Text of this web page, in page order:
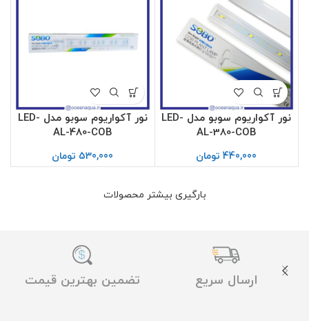
نور آکواریوم سوبو مدل LED-
AL-380-COB
440,000 تومان
نور آکواریوم سوبو مدل LED-
AL-480-COB
530,000 تومان
بارگیری بیشتر محصولات
ارسال سریع تضمین بهترین قیمت